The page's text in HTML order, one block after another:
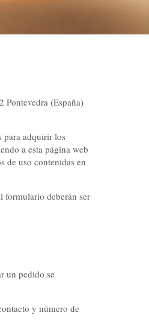
(España)
para adquirir los
a esta página web
de uso contenidas en
formulario deberán ser
un pedido se
y número de